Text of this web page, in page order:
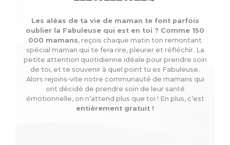
Les aléas de ta vie de maman te font parfois
oublier la Fabuleuse qui est en toi ? Comme 150
000 mamans, reçois chaque matin ton remontant
spécial maman qui te fera rire, pleurer et réfléchir. La
petite attention quotidienne idéale pour prendre soin
de toi, et te souvenir à quel point tu es Fabuleuse.
Alors rejoins-vite notre communauté de mamans qui
ont décidé de prendre soin de leur santé
émotionnelle, on n’attend plus que toi ! En plus, c’est
entièrement gratuit !